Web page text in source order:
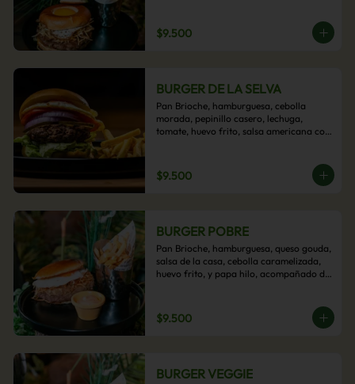
$9.500
BURGER DE LA SELVA
Pan Brioche, hamburguesa, cebolla
morada, pepinillo casero, lechuga,
tomate, huevo frito, salsa americana con
$9.500
BURGER POBRE
Pan Brioche, hamburguesa, queso gouda,
salsa de la casa, cebolla caramelizada,
huevo frito, y papa hilo, acompañado de
$9.500
BURGER VEGGIE